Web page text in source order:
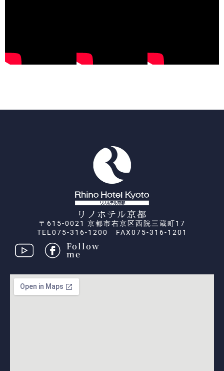
リノホテル京都
〒615-0021 京都市右京区西院三蔵町17
TEL075-316-1200 FAX075-316-1201
Follow
me